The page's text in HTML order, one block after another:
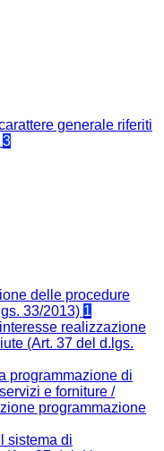
generale riferiti
3
delle procedure
33/2013) 1
realizzazione
(Art. 37 del d.lgs.
programmazione di
e forniture /
programmazione
sistema di